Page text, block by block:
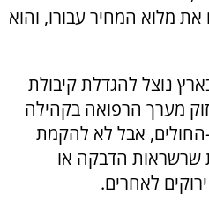
מלוא המחיר עבורו, והוא
נוצל להגדלת קיבולת
מערך הרפואה בקהילה
החולים, אבל לא להקמת
שרשראות הדבקה או
לאחרים.